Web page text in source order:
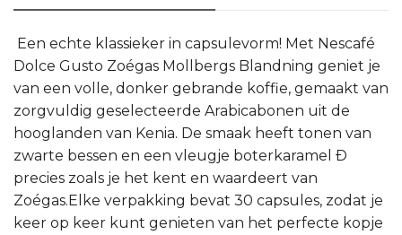
Een echte klassieker in capsulevorm! Met Nescafé
Dolce Gusto Zoégas Mollbergs Blandning geniet je
van een volle, donker gebrande koffie, gemaakt van
zorgvuldig geselecteerde Arabicabonen uit de
hooglanden van Kenia. De smaak heeft tonen van
zwarte bessen en een vleugje boterkaramel Ð
precies zoals je het kent en waardeert van
Zoégas.Elke verpakking bevat 30 capsules, zodat je
keer op keer kunt genieten van het perfecte kopje